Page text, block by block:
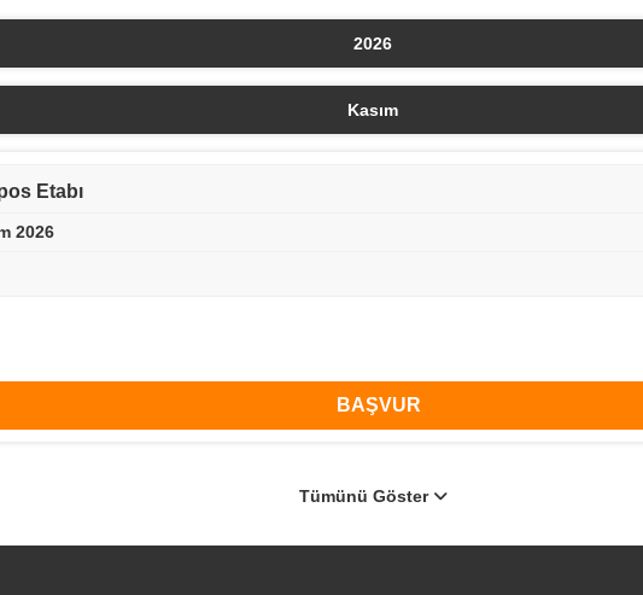
2026
Kasım
Etabı
2026
BAŞVUR
Tümünü Göster